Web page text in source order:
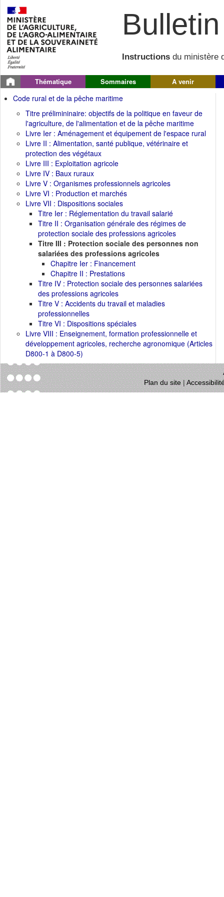
Instructions du ministère
Thématique Sommaires A venir
Code rural et de la pêche maritime
Titre prélimininaire: objectifs de la politique en faveur de
l'agriculture, de l'alimentation et de la pêche maritime
Livre Ier : Aménagement et équipement de l'espace rural
Livre II : Alimentation, santé publique, vétérinaire et
protection des végétaux
Livre III : Exploitation agricole
Livre IV : Baux ruraux
Livre V : Organismes professionnels agricoles
Livre VI : Production et marchés
Livre VII : Dispositions sociales
Titre Ier : Réglementation du travail salarié
Titre II : Organisation générale des régimes de
protection sociale des professions agricoles
Titre III : Protection sociale des personnes non
salariées des professions agricoles
Chapitre Ier : Financement
Chapitre II : Prestations
Titre IV : Protection sociale des personnes salariées
des professions agricoles
Titre V : Accidents du travail et maladies
professionnelles
Titre VI : Dispositions spéciales
Livre VIII : Enseignement, formation professionnelle et
développement agricoles, recherche agronomique (Articles
D800-1 à D800-5)
Plan du site|